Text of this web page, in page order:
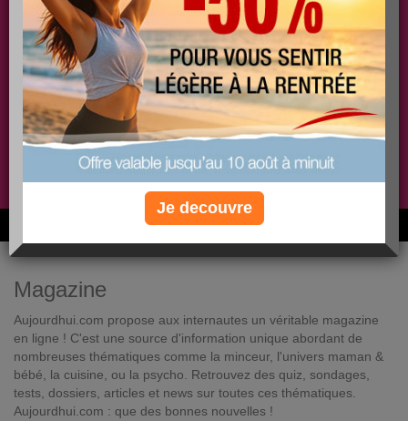
PLUS
EFFICACE
PLUS
SANTÉ
PLUS
COACHING
Non, je préfère le régime gratuit
6M de personnes ont maigri et réappris à manger avec nous
Magazine
Aujourdhui.com propose aux internautes un véritable magazine
en ligne ! C'est une source d'information unique abordant de
nombreuses thématiques comme la minceur, l'univers maman &
bébé, la cuisine, ou la psycho. Retrouvez des quiz, sondages,
tests, dossiers, articles et news sur toutes ces thématiques.
Aujourdhui.com : que des bonnes nouvelles !
Je decouvre